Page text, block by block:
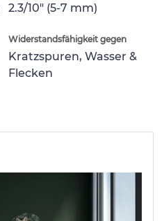
2.3/10" (5-7 mm)
Widerstandsfähigkeit gegen
Kratzspuren, Wasser &
Flecken